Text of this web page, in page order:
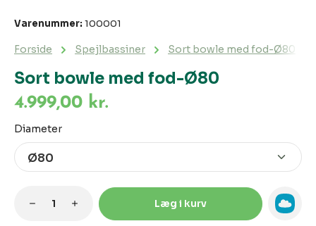
Sort bowle med fod-Ø80
Forside Spejlbassiner Sort bowle med fod-Ø80
Varenummer: 100001
4.999,00 kr.
Vælg
Diameter
Produktmængde: Indtast den
Læg i kurv